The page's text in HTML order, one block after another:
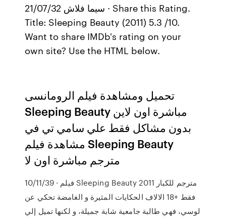
سيما فلاش 21/07/32 · Share this Rating.
Title: Sleeping Beauty (2011) 5.3 /10.
Want to share IMDb's rating on your
own site? Use the HTML below.
تحميل ومشاهدة فيلم الرومانسى
Sleeping Beauty مباشرة اون لاين
بدون مشاكل فقط علي سامي تي في
مشاهدة فيلم Sleeping Beauty
مترجم مباشرة اون لا
10/11/39 · فيلم Sleeping Beauty 2011 مترجم للكبار
فقط +18 الالاف الحكايات المثيرة و الغامضة تحكي عن
لوسي، فهي طالبة جامعية شابة جميلة، و لكنها تميل إلي